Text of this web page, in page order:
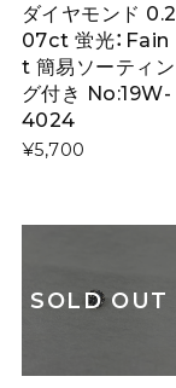
ダイヤモンド 0.2
07ct 蛍光：Fain
t 簡易ソーティン
グ付き No:19W-
4024
¥5,700
SOLD OUT